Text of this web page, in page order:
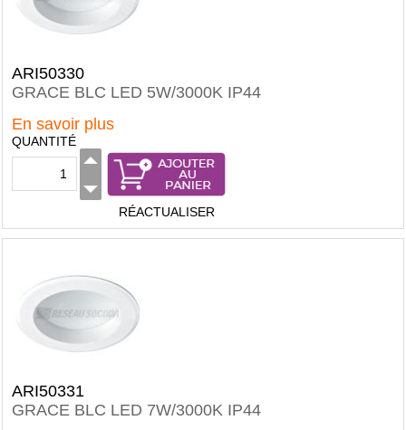
ARI50330
GRACE BLC LED 5W/3000K IP44
En savoir plus
QUANTITÉ
RÉACTUALISER
ARI50331
GRACE BLC LED 7W/3000K IP44